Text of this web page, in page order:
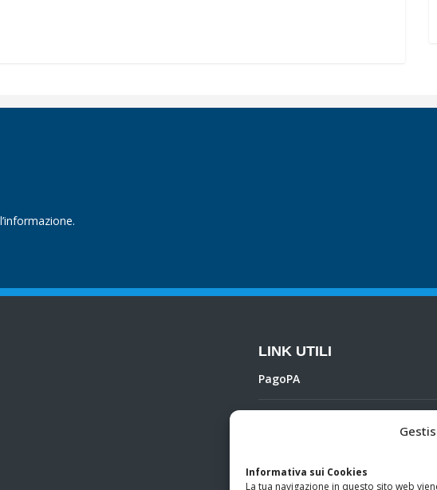
Informativa sui Cookies
La tua navigazione in questo sito web
LINK UTILI
PagoPA